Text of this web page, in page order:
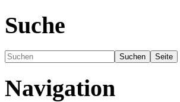
Suche
Navigation